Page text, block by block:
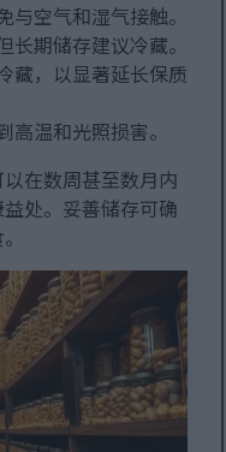
空气和湿气接触。
期储存建议冷藏。
藏，以显著延长保质
温和光照损害。
在数周甚至数月内
处。妥善储存可确